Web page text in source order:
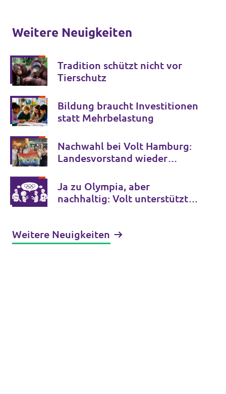
Weitere Neuigkeiten
Tradition schützt nicht vor
Tierschutz
Bildung braucht Investitionen
statt Mehrbelastung
Nachwahl bei Volt Hamburg:
Landesvorstand wieder
Ja zu Olympia, aber
nachhaltig: Volt unterstützt
Weitere Neuigkeiten